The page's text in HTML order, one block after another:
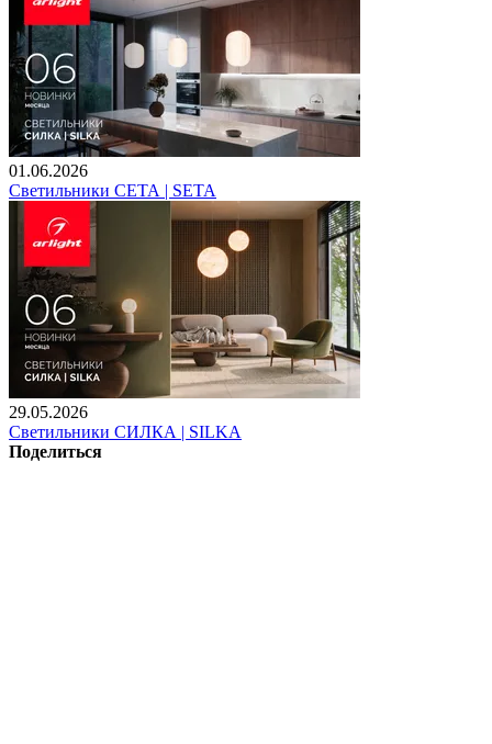
01.06.2026
Светильники СЕТА | SETA
29.05.2026
Светильники СИЛКА | SILKA
Поделиться